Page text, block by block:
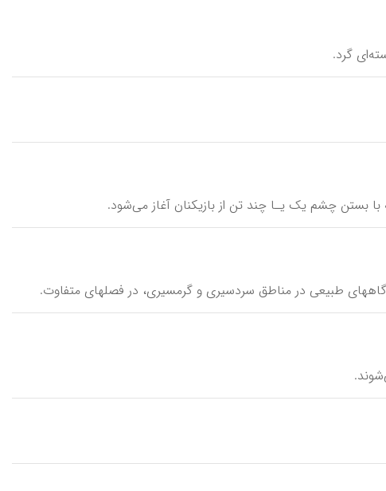
گرد.
با بستن چشم یک یـا چند تن از بازیکنان آغاز می‌شود.
طبیعی در مناطق سردسیری و گرمسیری، در فصلهای متفاوت.